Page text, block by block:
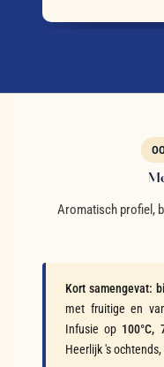
Aromatisch profiel,
Kort samengevat:
met fruitige en
Infusie op
Heerlijk 's